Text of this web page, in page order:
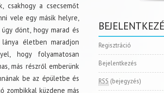
csakhogy a csecsemőt
vele egy másik helyre,
dönt, hogy marad és
életben maradjon
hogy folyamatosan
más részről emberünk
be az épületbe és
zombikkal küzdene más
Regisztráció
Bejelentkezés
RSS (bejegyzés)